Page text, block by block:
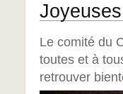
Le comité du
toutes et à
retrouver